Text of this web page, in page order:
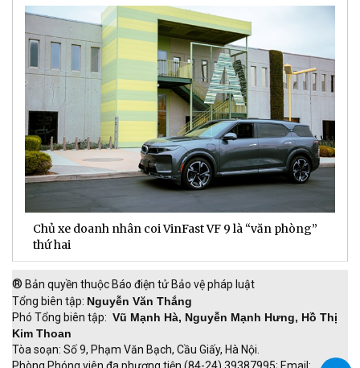
Chủ xe doanh nhân coi VinFast VF 9 là “văn phòng”
thứ hai
® Bản quyền thuộc Báo điện tử Bảo vệ pháp luật
Tổng biên tập: Nguyễn Văn Thắng
Phó Tổng biên tập: Vũ Mạnh Hà, Nguyễn Mạnh Hưng, Hồ Thị
Kim Thoan
Tòa soạn: Số 9, Phạm Văn Bạch, Cầu Giấy, Hà Nội.